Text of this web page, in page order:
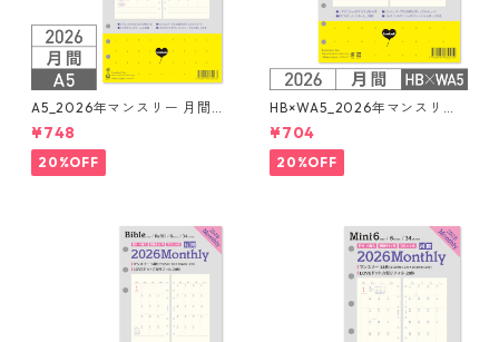
A5_2026年マンスリー 月間ブ
ロック + LOVEドット罫 シス
テム手帳リフィル
¥748
20%OFF
HB×WA5_2026年マンスリー
月間ブロック+LOVEドット罫
システム手帳リフィル
¥704
20%OFF